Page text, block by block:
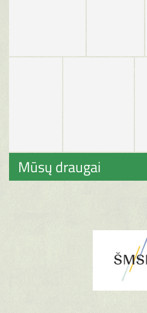
Mūsų draugai